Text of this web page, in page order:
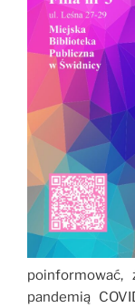
poinformować,
pandemią